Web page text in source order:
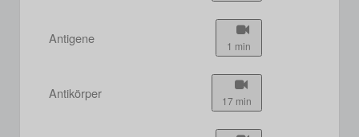
Antigene 1 min
Antikörper 17 min